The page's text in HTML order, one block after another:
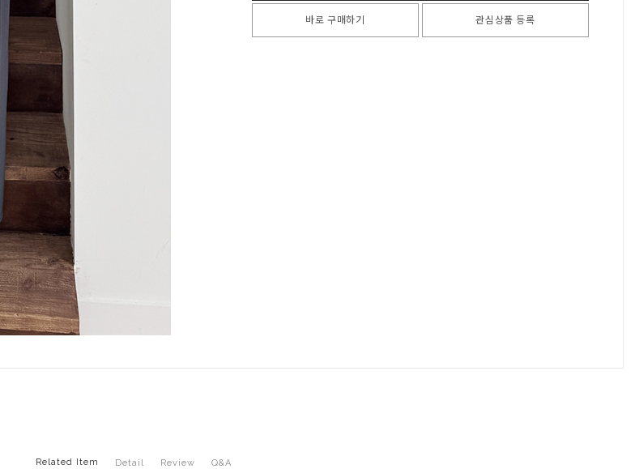
바로 구매하기 관심상품 등록
Related Item Detail Review Q&A